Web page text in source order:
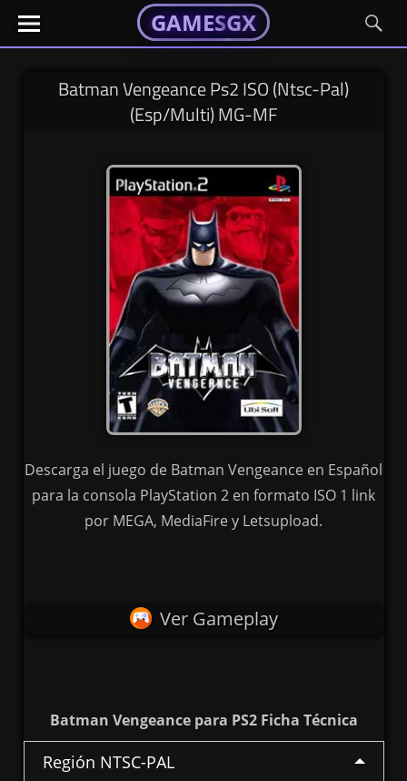
Skip
GAMESGX
El
portal
GAMESGX
GAMESGX
El
portal
Batman Vengeance Ps2 ISO (Ntsc-Pal)
(Esp/Multi) MG-MF
Descarga el juego de Batman Vengeance en Español
para la consola PlayStation 2 en formato ISO 1 link
por MEGA, MediaFire y Letsupload.
Ver Gameplay
Batman Vengeance para PS2 Ficha Técnica
Región NTSC-PAL